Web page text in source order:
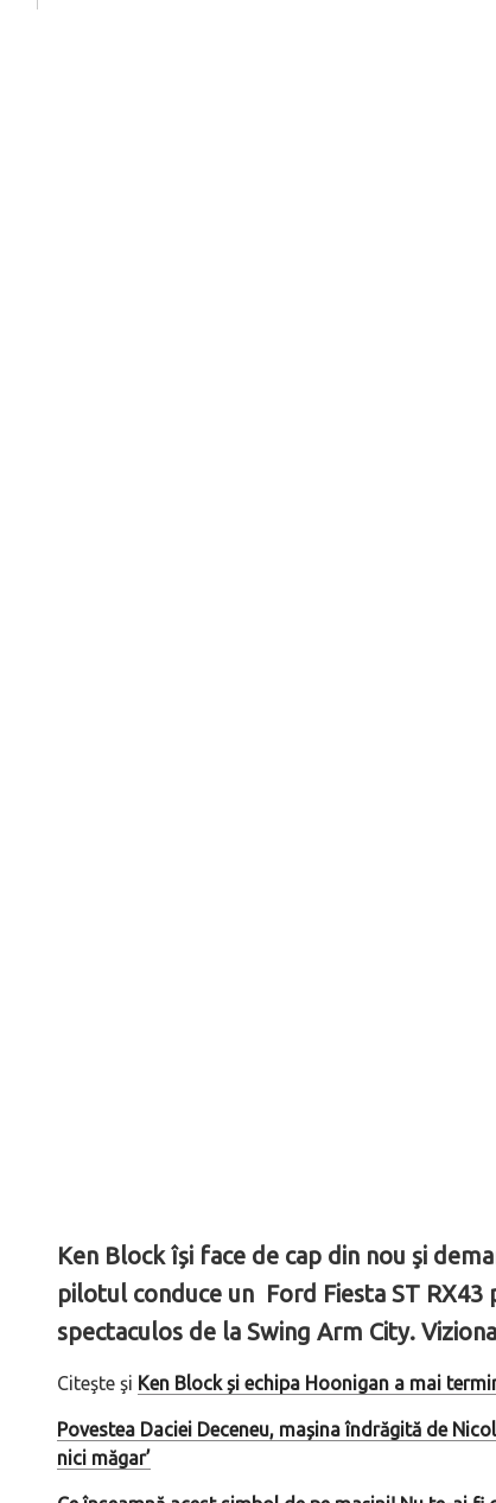
Ken Block își face de cap din nou şi
pilotul conduce un Ford Fiesta ST
spectaculos de la Swing Arm City.
Citeşte şi Ken Block și echipa Hoonigan a mai
Povestea Daciei Deceneu, mașina îndrăgită de
nici măgar’